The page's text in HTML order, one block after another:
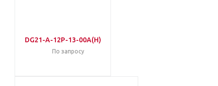
DG21-A-12P-13-00A(H)
По запросу